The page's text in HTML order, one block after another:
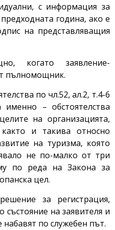
с информация за
година, ако е
на представляващия
когато заявление-
пълномощник.
по чл.52, ал.2, т.4-6
– обстоятелства
на организацията,
и такива относно
на туризма, която
не по-малко от три
по реда на Закона за
цел.
за регистрация,
състояние на заявителя и
набавят по служебен път.